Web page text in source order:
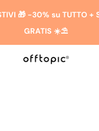
🎁 -30% su TUTTO +
GRATIS ☀️​​⛱️